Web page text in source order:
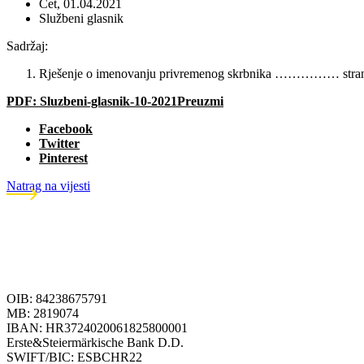
Čet, 01.04.2021
Službeni glasnik
Sadržaj:
Rješenje o imenovanju privremenog skrbnika ……………
PDF: Sluzbeni-glasnik-10-2021Preuzmi
Facebook
Twitter
Pinterest
Natrag na vijesti
OIB: 84238675791
MB: 2819074
IBAN: HR3724020061825800001
Erste&Steiermärkische Bank D.D.
SWIFT/BIC: ESBCHR22